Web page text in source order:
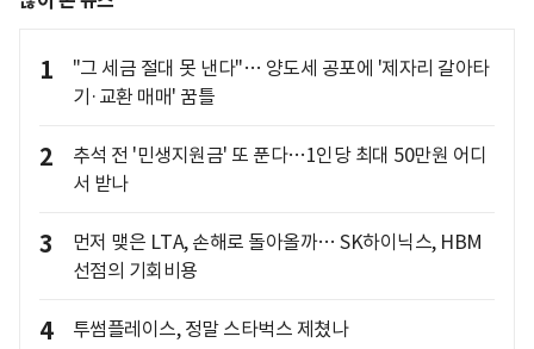
1
"그 세금 절대 못 낸다"… 양도세 공포에 '제자리 갈아타
기·교환 매매' 꿈틀
2
추석 전 '민생지원금' 또 푼다…1인당 최대 50만원 어디
서 받나
3
먼저 맺은 LTA, 손해로 돌아올까… SK하이닉스, HBM
선점의 기회비용
4 투썸플레이스, 정말 스타벅스 제쳤나